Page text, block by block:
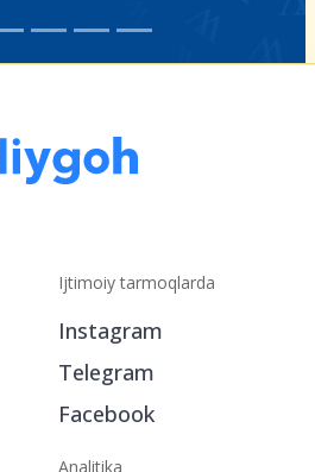
Ijtimoiy tarmoqlarda
Instagram
Telegram
Facebook
Analitika